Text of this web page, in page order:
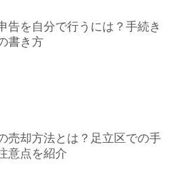
告を自分で行うには？手続き
書き方
売却方法とは？足立区での手
意点を紹介